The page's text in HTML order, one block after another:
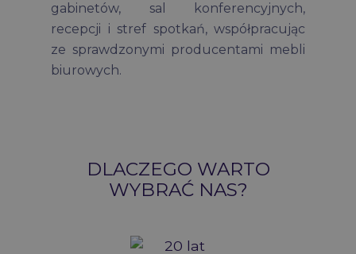
gabinetów, sal konferencyjnych,
recepcji i stref spotkań, współpracując
ze sprawdzonymi producentami mebli
biurowych.
DLACZEGO WARTO
WYBRAĆ NAS?